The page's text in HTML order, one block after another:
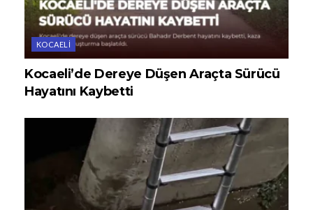
KOCAELI
Kocaeli’de Dereye Düşen Araçta Sürücü
Hayatını Kaybetti